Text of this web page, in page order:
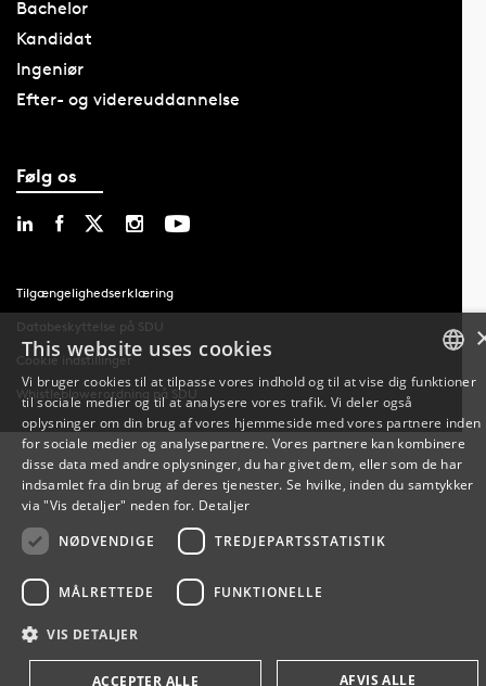
Bachelor
Kandidat
Ingeniør
Efter- og videreuddannelse
Følg os
Tilgængelighedserklæring
Databeskyttelse på SDU
Cookie indstillinger
Whistleblowerordning på SDU
DANISH
This website uses cookies
Vi bruger cookies til at tilpasse vores indhold og til at vise dig funktioner
til sociale medier og til at analysere vores trafik. Vi deler også
oplysninger om din brug af vores hjemmeside med vores partnere inden
for sociale medier og analysepartnere. Vores partnere kan kombinere
disse data med andre oplysninger, du har givet dem, eller som de har
indsamlet fra din brug af deres tjenester. Se hvilke, inden du samtykker
via "Vis detaljer" neden for. Detaljer
NØDVENDIGE
TREDJEPARTSSTATISTIK
MÅLRETTEDE FUNKTIONELLE
VIS DETALJER
ACCEPTER ALLE AFVIS ALLE